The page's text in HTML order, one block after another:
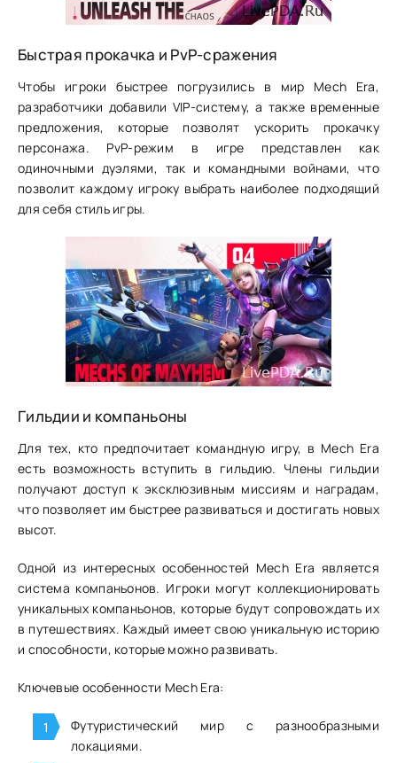
Быстрая прокачка и PvP-сражения
Чтобы игроки быстрее погрузились в мир Mech Era,
разработчики добавили VIP-систему, а также временные
предложения, которые позволят ускорить прокачку
персонажа. PvP-режим в игре представлен как
одиночными дуэлями, так и командными войнами, что
позволит каждому игроку выбрать наиболее подходящий
для себя стиль игры.
Гильдии и компаньоны
Для тех, кто предпочитает командную игру, в Mech Era
есть возможность вступить в гильдию. Члены гильдии
получают доступ к эксклюзивным миссиям и наградам,
что позволяет им быстрее развиваться и достигать новых
высот.
Одной из интересных особенностей Mech Era является
система компаньонов. Игроки могут коллекционировать
уникальных компаньонов, которые будут сопровождать их
в путешествиях. Каждый имеет свою уникальную историю
и способности, которые можно развивать.
Ключевые особенности Mech Era:
Футуристический мир с разнообразными
локациями.